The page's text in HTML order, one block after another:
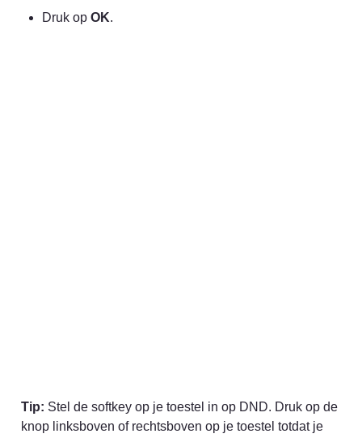
Druk op OK.
Tip: Stel de softkey op je toestel in op DND. Druk op de
knop linksboven of rechtsboven op je toestel totdat je